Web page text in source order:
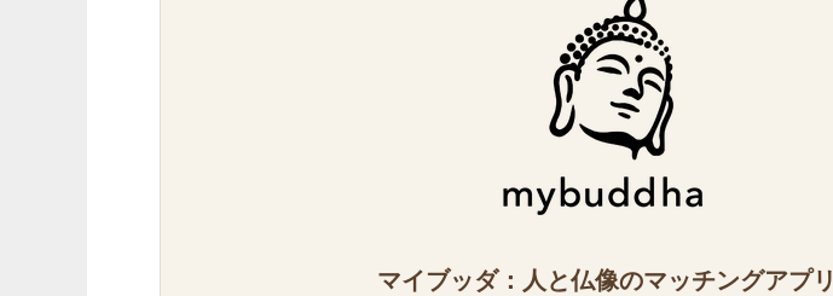
マイブッダ：人と仏像のマッチングアプリ